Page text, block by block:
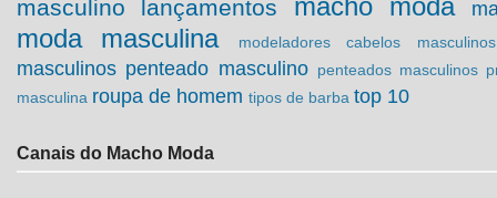
masculino lançamentos macho moda
moda masculina modeladores cabelos masculinos
masculinos penteado masculino penteados masculinos
masculina roupa de homem tipos de barba top 10
Canais do Macho Moda